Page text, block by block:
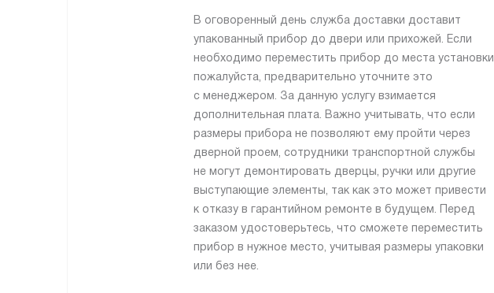
В оговоренный день служба доставки доставит
упакованный прибор до двери или прихожей. Если
необходимо переместить прибор до места установки,
пожалуйста, предварительно уточните это
с менеджером. За данную услугу взимается
дополнительная плата. Важно учитывать, что если
размеры прибора не позволяют ему пройти через
дверной проем, сотрудники транспортной службы
не могут демонтировать дверцы, ручки или другие
выступающие элементы, так как это может привести
к отказу в гарантийном ремонте в будущем. Перед
заказом удостоверьтесь, что сможете переместить
прибор в нужное место, учитывая размеры упаковки
или без нее.